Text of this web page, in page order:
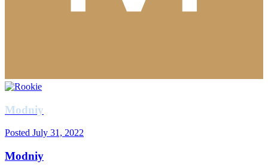
Modniy
Posted July 31, 2022
Modniy